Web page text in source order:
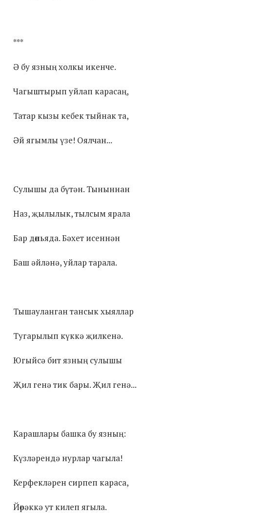
***
Ә бу язның холкы икенче.
Чагыштырып уйлап карасаң,
Татар кызы кебек тыйнак та,
Әй ягымлы үзе! Оялчан...
Сулышы да бүтән. Тыныннан
Наз, җылылык, тылсым ярала
Бар дөньяда. Бәхет исеннән
Баш әйләнә, уйлар тарала.
Тышауланган тансык хыяллар
Тугарылып күккә җилкенә.
Югыйсә бит язның сулышы
Җил генә тик бары. Җил генә...
Карашлары башка бу язның:
Күзләрендә нурлар чагыла!
Керфекләрен сирпеп караса,
Йөрәккә ут килеп ягыла.